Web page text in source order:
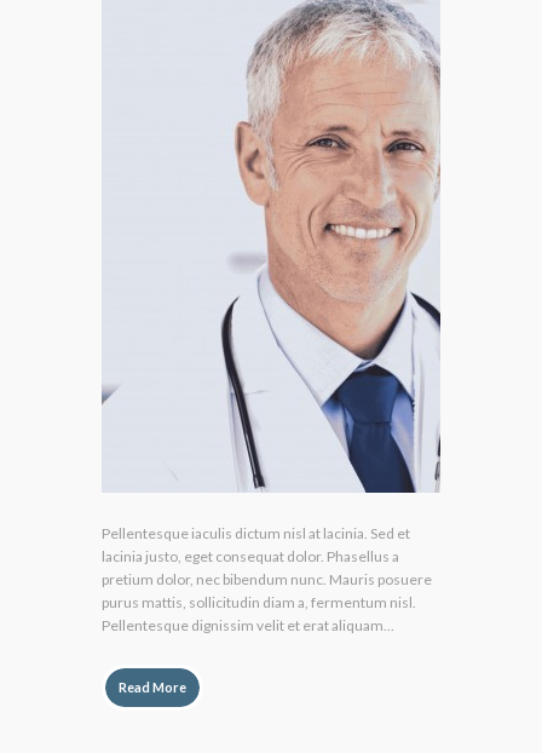
Pellentesque iaculis dictum nisl at lacinia. Sed et
lacinia justo, eget consequat dolor. Phasellus a
pretium dolor, nec bibendum nunc. Mauris posuere
purus mattis, sollicitudin diam a, fermentum nisl.
Pellentesque dignissim velit et erat aliquam...
Read More